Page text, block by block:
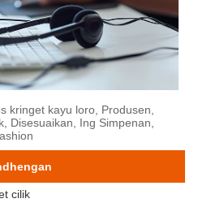
kringet kayu loro, Produsen,
Disesuaikan, Ing Simpenan,
cilik